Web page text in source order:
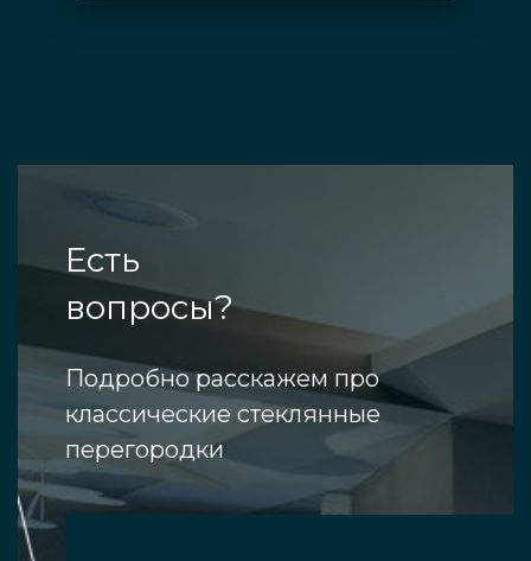
Есть
вопросы?
Подробно расскажем про
классические стеклянные
перегородки